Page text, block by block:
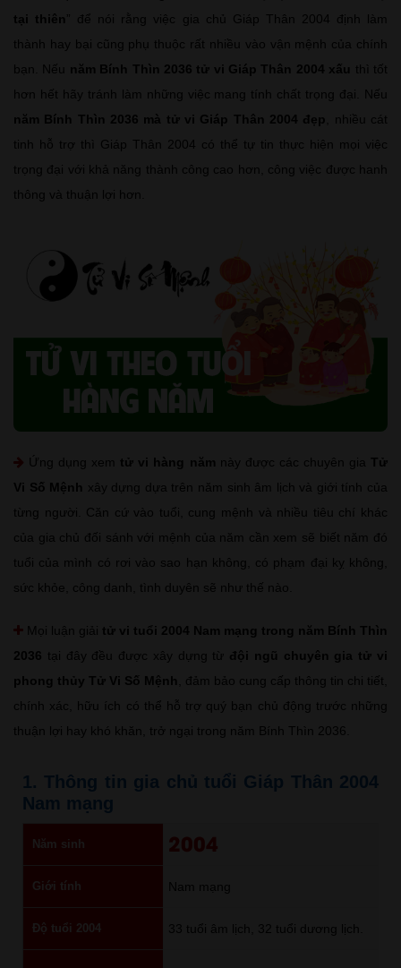
tại thiên ” để nói rằng việc gia chủ Giáp Thân 2004 định làm
thành hay bại cũng phụ thuộc rất nhiều vào vận mệnh của chính
bạn. Nếu năm Bính Thìn 2036 tử vi Giáp Thân 2004 xấu thì tốt
hơn hết hãy tránh làm những việc mang tính chất trọng đại. Nếu
năm Bính Thìn 2036 mà tử vi Giáp Thân 2004 đẹp , nhiều cát
tinh hỗ trợ thì Giáp Thân 2004 có thể tự tin thực hiện mọi việc
trọng đại với khả năng thành công cao hơn, công việc được hanh
thông và thuận lợi hơn.
Ứng dụng xem tử vi hàng năm này được các chuyên gia Tử
Vi Số Mệnh
xây dựng dựa trên năm sinh âm lịch và giới tính của
từng người. Căn cứ vào tuổi, cung mệnh và nhiều tiêu chí khác
của gia chủ đối sánh với mệnh của năm cần xem sẽ biết năm đó
tuổi của mình có rơi vào sao hạn không, có phạm đại kỵ không,
sức khỏe, công danh, tình duyên sẽ như thế nào.
Mọi luận giải tử vi tuổi 2004 Nam mạng trong năm Bính Thìn
2036 tại đây đều được xây dựng từ đội ngũ chuyên gia tử vi
phong thủy Tử Vi Số Mệnh
, đảm bảo cung cấp thông tin chi tiết,
chính xác, hữu ích có thể hỗ trợ quý bạn chủ động trước những
thuận lợi hay khó khăn, trở ngại trong năm Bính Thìn 2036.
1. Thông tin gia chủ tuổi Giáp Thân 2004
Nam mạng
Năm sinh 2004
Giới tính Nam mạng
Độ tuổi 2004 33 tuổi âm lịch, 32 tuổi dương lịch.